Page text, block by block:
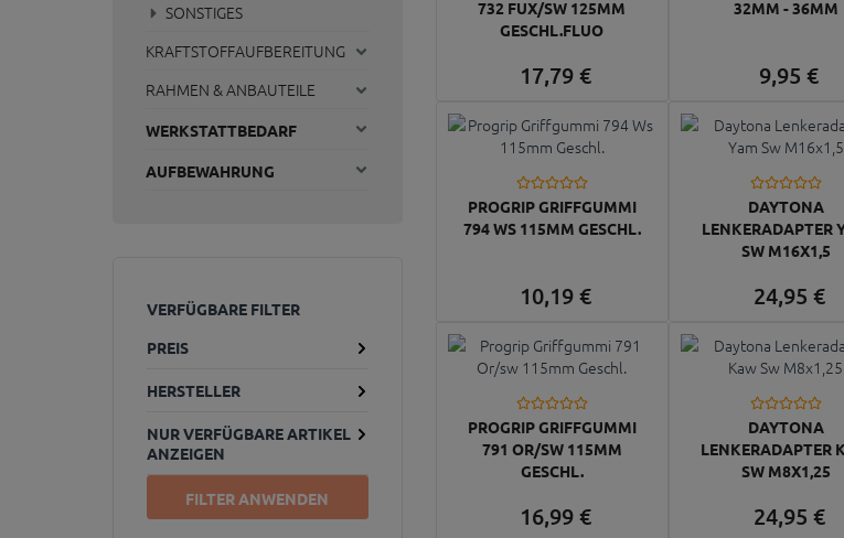
SONSTIGES
KRAFTSTOFFAUFBEREITUNG
RAHMEN & ANBAUTEILE
WERKSTATTBEDARF
AUFBEWAHRUNG
VERFÜGBARE FILTER
PREIS
HERSTELLER
NUR VERFÜGBARE ARTIKEL
ANZEIGEN
FILTER ANWENDEN
732 FUX/SW 125MM
GESCHL.FLUO
17,79€
32MM - 36MM
9,95 €
PROGRIP GRIFFGUMMI
794 WS 115MM GESCHL.
10,19€
DAYTONA
LENKERADAPTER
SW M16X1,5
24,95 €
PROGRIP GRIFFGUMMI
791 OR/SW 115MM
GESCHL.
16,99€
DAYTONA
LENKERADAPTER
SW M8X1,25
24,95 €